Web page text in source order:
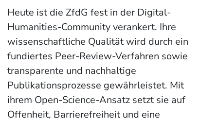
Heute ist die ZfdG fest in der Digital-
Humanities-Community verankert. Ihre
wissenschaftliche Qualität wird durch ein
fundiertes Peer-Review-Verfahren sowie
transparente und nachhaltige
Publikationsprozesse gewährleistet. Mit
ihrem Open-Science-Ansatz setzt sie auf
Offenheit, Barrierefreiheit und eine